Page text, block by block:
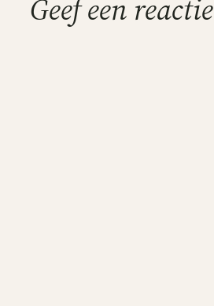
Geef een reactie